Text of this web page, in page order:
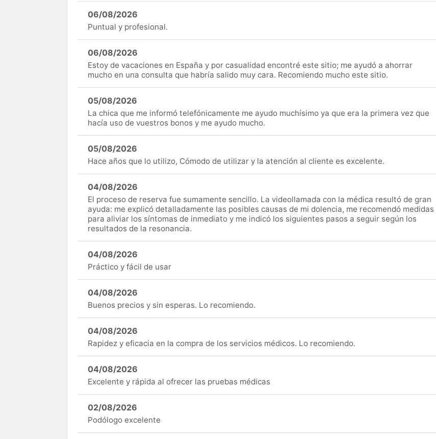
06/08/2026
Puntual y profesional.
06/08/2026
Estoy de vacaciones en España y por casualidad encontré este sitio; me ayudó a ahorrar
mucho en una consulta que habría salido muy cara. Recomiendo mucho este sitio.
05/08/2026
La chica que me informó telefónicamente me ayudo muchísimo ya que era la primera vez que
hacía uso de vuestros bonos y me ayudo mucho.
05/08/2026
Hace años que lo utilizo, Cómodo de utilizar y la atención al cliente es excelente.
04/08/2026
El proceso de reserva fue sumamente sencillo. La videollamada con la médica resultó de gran
ayuda: me explicó detalladamente las posibles causas de mi dolencia, me recomendó medidas
para aliviar los síntomas de inmediato y me indicó los siguientes pasos a seguir según los
resultados de la resonancia.
04/08/2026
Práctico y fácil de usar
04/08/2026
Buenos precios y sin esperas. Lo recomiendo.
04/08/2026
Rapidez y eficacia en la compra de los servicios médicos. Lo recomiendo.
04/08/2026
Excelente y rápida al ofrecer las pruebas médicas
02/08/2026
Podólogo excelente